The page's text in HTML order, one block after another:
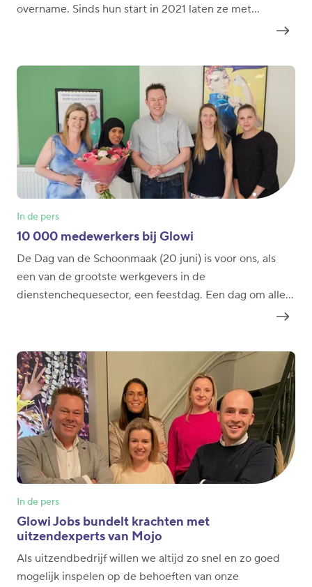
overname. Sinds hun start in 2021 laten ze met
al vele fantastische projecten mogen realiseren.
In de pers
10 000 medewerkers bij Glowi
De Dag van de Schoonmaak (20 juni) is voor ons, als
een van de grootste werkgevers in de
dienstenchequesector, een feestdag. Een dag om alle
huishoudhulpen en al hun ondersteuners te bedanken
meer dan 10.000, onze Sterren, en ze helpen ruim
65.000 klanten in hun huishouden. De 10.000ste
medewerker hebben we ook letterlijk in de bloemetjes
gezet.
In de pers
Glowi Jobs bundelt krachten met
uitzendexperts van Mojo
Als uitzendbedrijf willen we altijd zo snel en zo goed
mogelijk inspelen op de behoeften van onze